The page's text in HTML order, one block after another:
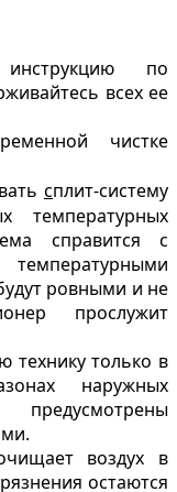
по
всех ее
чистке
сплит-систему
температурных
справится с
ровными и не
прослужит
технику только в
наружных
воздух в
остаются